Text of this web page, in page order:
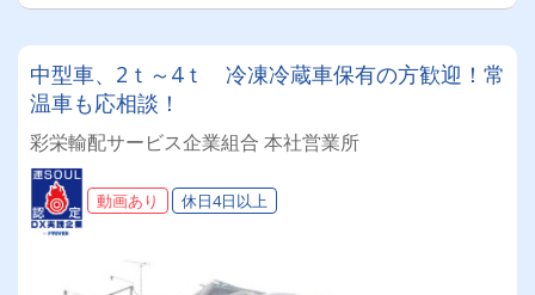
中型車、2ｔ～4ｔ 冷凍冷蔵車保有の方歓迎！常
温車も応相談！
彩栄輸配サービス企業組合 本社営業所
動画あり 休日4日以上